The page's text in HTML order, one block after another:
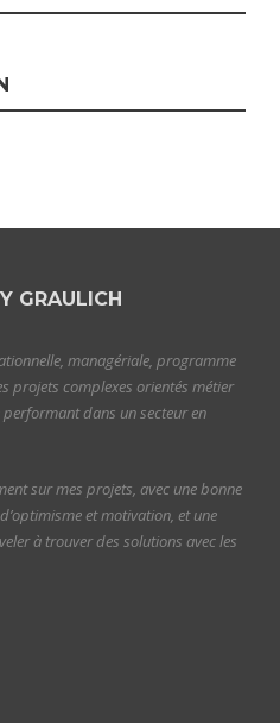
GRAULICH
managériale, programme
projets complexes orientés métier
performant dans un secteur en
sur mes projets, avec une bonne
et motivation, et une
à trouver des solutions avec les